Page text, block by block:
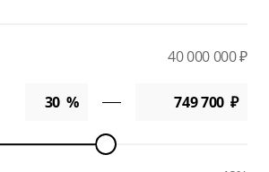
40 000 000 ₽